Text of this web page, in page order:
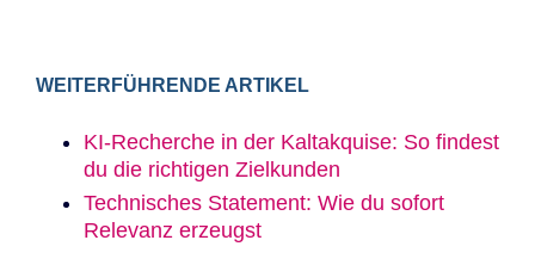
WEITERFÜHRENDE ARTIKEL
KI-Recherche in der Kaltakquise: So findest
du die richtigen Zielkunden
Technisches Statement: Wie du sofort
Relevanz erzeugst